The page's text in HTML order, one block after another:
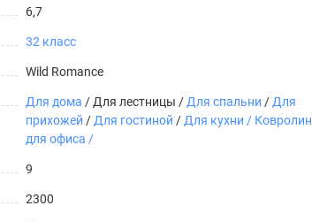
6,7
32 класс
Wild Romance
Для дома / Для лестницы /Для спальни /Для
прихожей /Для гостиной /Для кухни / Ковролин
для офиса /
9
2300